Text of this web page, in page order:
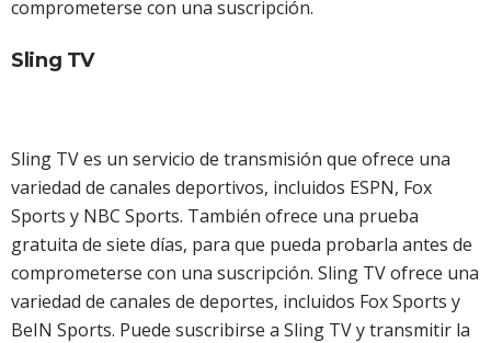
comprometerse con una suscripción.
Sling TV
Sling TV es un servicio de transmisión que ofrece una
variedad de canales deportivos, incluidos ESPN, Fox
Sports y NBC Sports. También ofrece una prueba
gratuita de siete días, para que pueda probarla antes de
comprometerse con una suscripción. Sling TV ofrece una
variedad de canales de deportes, incluidos Fox Sports y
BeIN Sports. Puede suscribirse a Sling TV y transmitir la